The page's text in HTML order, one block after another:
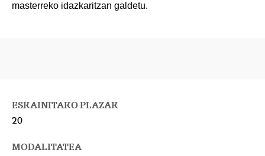
masterreko idazkaritzan galdetu.
ESKAINITAKO PLAZAK
20
MODALITATEA